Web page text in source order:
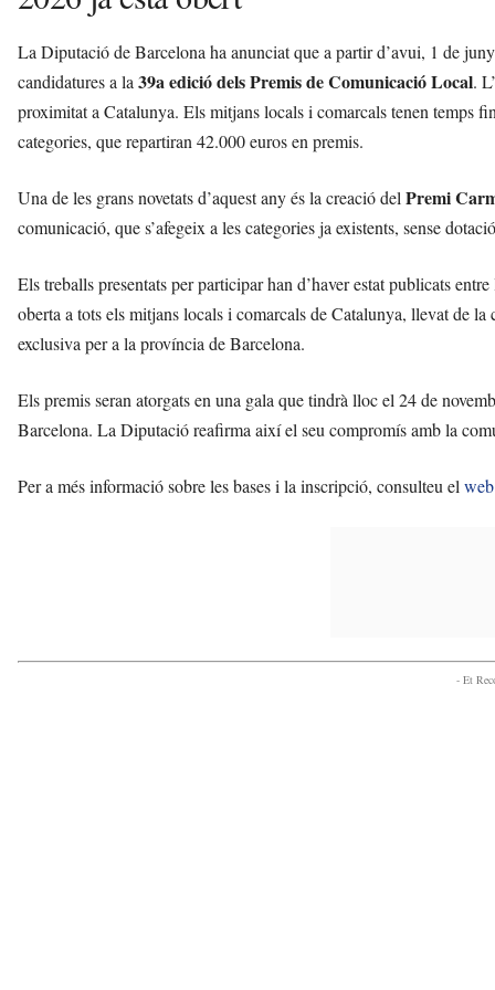
La Diputació de Barcelona ha anunciat que a partir d’avui, 1 de
candidatures a la39a edició dels Premis de Comunicació Local.
proximitat a Catalunya. Els mitjans locals i comarcals tenen temps
categories, que repartiran 42.000 euros en premis.
Una de les grans novetats d’aquest any és la creació delPremi
comunicació, que s’afegeix a les categories ja existents, sense
Els treballs presentats per participar han d’haver estat publicats
oberta a tots els mitjans locals i comarcals de Catalunya, llevat de
exclusiva per a la província de Barcelona.
Els premis seran atorgats en una gala que tindrà lloc el 24 de
Barcelona. La Diputació reafirma així el seu compromís amb la
Per a més informació sobre les bases i la inscripció, consulteu el
- Et